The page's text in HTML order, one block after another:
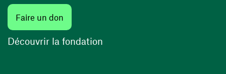
Faire un don
Découvrir la fondation